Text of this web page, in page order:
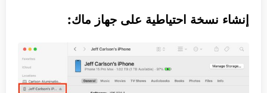
إنشاء نسخة احتياطية على جهاز ماك: